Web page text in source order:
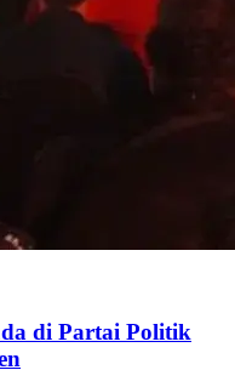
di Partai Politik